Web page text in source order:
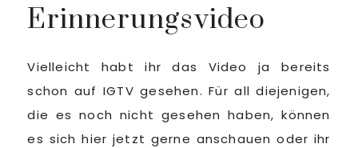
Erinnerungsvideo
Vielleicht habt ihr das Video ja bereits
schon auf IGTV gesehen. Für all diejenigen,
die es noch nicht gesehen haben, können
es sich hier jetzt gerne anschauen oder ihr